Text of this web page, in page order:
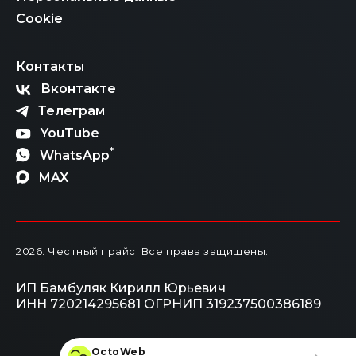
не растеряться в многообразии вариантов и правил,
просто свяжитесь с нашими менеджерами. Мы
справедливой цене.
Cookie
Контакты
Вконтакте
Телеграм
YouTube
WhatsApp*
MAX
2026 . Честный прайс. Все права защищены.
ИП Бамбуляк Кирилл Юрьевич
ИНН 720214295681 ОГРНИП 319237500386189
OctoWeb